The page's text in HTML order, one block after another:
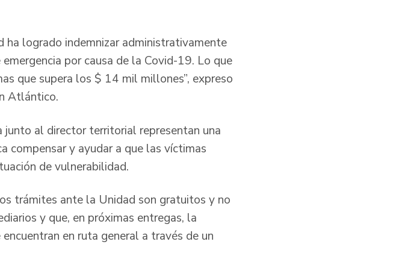
ha logrado indemnizar administrativamente
por causa de la Covid-19. Lo que
que supera los $ 14 mil millones”, expreso
Atlántico.
al director territorial representan una
compensar y ayudar a que las víctimas
de vulnerabilidad.
trámites ante la Unidad son gratuitos y no
y que, en próximas entregas, la
en ruta general a través de un